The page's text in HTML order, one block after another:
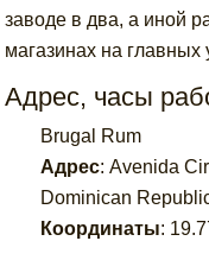
заводе в два, а иной
магазинах на главных
Адрес, часы
Brugal Rum
Адрес:Avenida
Dominican
Координаты: